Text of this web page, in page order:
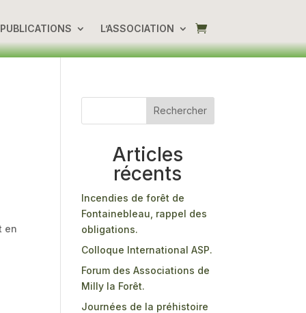
PUBLICATIONS L’ASSOCIATION
en
Rechercher
Articles
récents
Incendies de forêt de
Fontainebleau, rappel des
obligations.
Colloque International ASP.
Forum des Associations de
Milly la Forêt.
Journées de la préhistoire